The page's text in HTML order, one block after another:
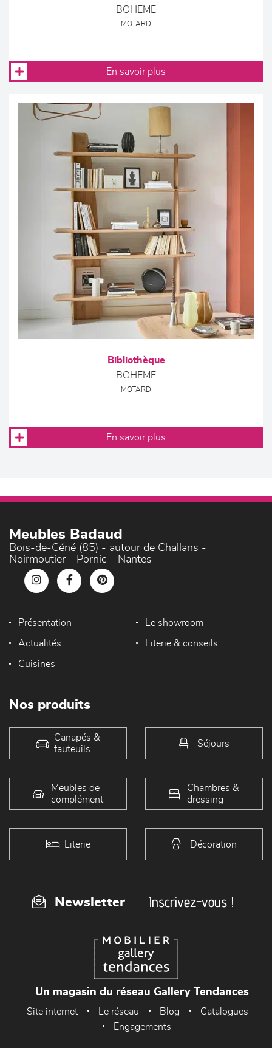
BOHEME
MOTARD
En savoir plus
Bibliothèque
BOHEME
MOTARD
En savoir plus
Meubles Badaud
Bois-de-Céné (85) - autour de Challans -
Noirmoutier - Pornic - Nantes
Présentation Le showroom
Actualités Literie & conseils
Cuisines
Nos produits
Canapés &
fauteuils
Séjours
Meubles de
complément
Chambres &
dressing
Literie Décoration
Newsletter Inscrivez-vous !
Un magasin du réseau Gallery Tendances
Site internet Le réseau Blog
Catalogues
Engagements